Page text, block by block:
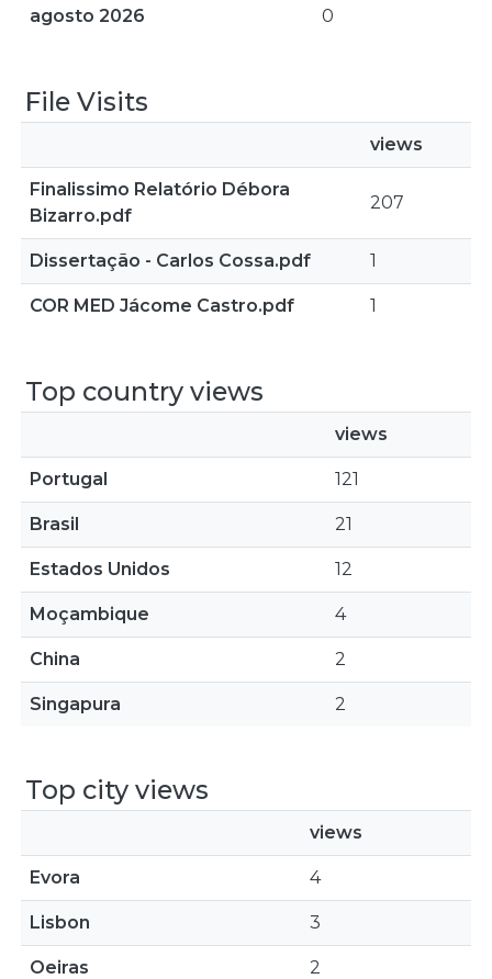
agosto 2026 0
File Visits
views
Finalissimo Relatório Débora
Bizarro.pdf
207
Dissertação - Carlos Cossa.pdf 1
COR MED Jácome Castro.pdf 1
Top country views
views
Portugal 121
Brasil 21
Estados Unidos 12
Moçambique 4
China 2
Singapura 2
Top city views
views
Evora 4
Lisbon 3
Oeiras 2